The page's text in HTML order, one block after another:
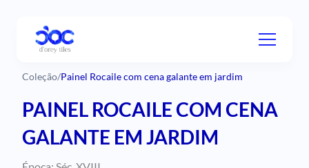
Coleção/Painel Rocaile com cena galante em jardim
PAINEL ROCAILE COM CENA
GALANTE EM JARDIM